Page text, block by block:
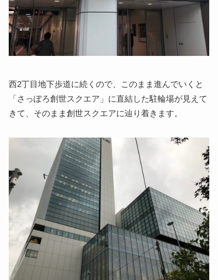
西2丁目地下歩道に続くので、このまま進んでいくと
「さっぽろ創世スクエア」に直結した駐輪場が見えて
きて、そのまま創世スクエアに辿り着きます。